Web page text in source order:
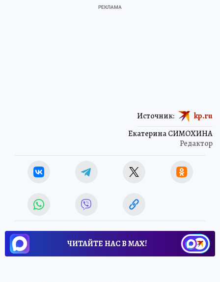
Екатерина СИМОХИНА
Редактор
Источник: kp.ru
ЧИТАЙТЕ НАС В МАХ!